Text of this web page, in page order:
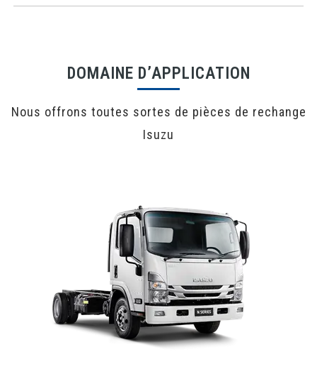
DOMAINE D’APPLICATION
Nous offrons toutes sortes de pièces de rechange
Isuzu